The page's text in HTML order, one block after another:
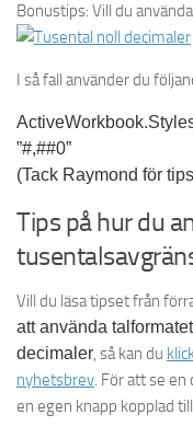
Bonustips: Vill du
I så fall använder du
”#,##0”
(Tack Raymond för
Tips på hur du
Vill du läsa tipset från
att använda
decimaler, så kan du
nyhetsbrev. För att se
en egen knapp kopplad